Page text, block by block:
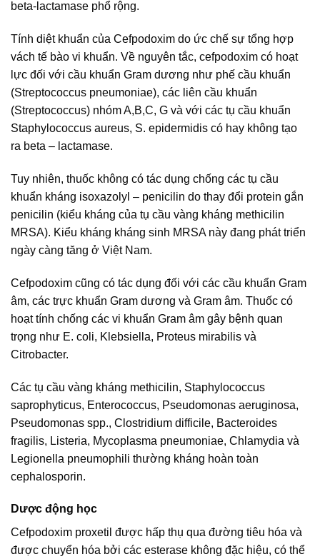
beta-lactamase phổ rộng.
Tính diệt khuẩn của Cefpodoxim do ức chế sự tổng hợp
vách tế bào vi khuẩn. Về nguyên tắc, cefpodoxim có hoạt
lực đối với cầu khuẩn Gram dương như phế cầu khuẩn
(Streptococcus pneumoniae), các liên cầu khuẩn
(Streptococcus) nhóm A,B,C, G và với các tụ cầu khuẩn
Staphylococcus aureus, S. epidermidis có hay không tạo
ra beta – lactamase.
Tuy nhiên, thuốc không có tác dụng chống các tụ cầu
khuẩn kháng isoxazolyl – penicilin do thay đổi protein gắn
penicilin (kiểu kháng của tụ cầu vàng kháng methicilin
MRSA). Kiểu kháng kháng sinh MRSA này đang phát triển
ngày càng tăng ở Việt Nam.
Cefpodoxim cũng có tác dụng đối với các cầu khuẩn Gram
âm, các trực khuẩn Gram dương và Gram âm. Thuốc có
hoạt tính chống các vi khuẩn Gram âm gây bệnh quan
trọng như E. coli, Klebsiella, Proteus mirabilis và
Citrobacter.
Các tụ cầu vàng kháng methicilin, Staphylococcus
saprophyticus, Enterococcus, Pseudomonas aeruginosa,
Pseudomonas spp., Clostridium difficile, Bacteroides
fragilis, Listeria, Mycoplasma pneumoniae, Chlamydia và
Legionella pneumophili thường kháng hoàn toàn
cephalosporin.
Dược động học
Cefpodoxim proxetil được hấp thụ qua đường tiêu hóa và
được chuyển hóa bởi các esterase không đặc hiệu, có thể